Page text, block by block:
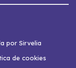
por Sirvelia
de cookies